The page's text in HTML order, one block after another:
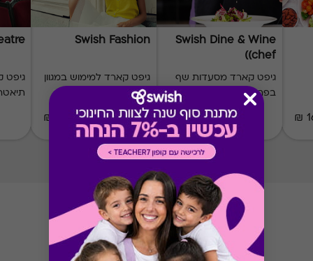
* מבוהר כי רשימת הספקים המכבדות את הגיפט
Swish Dine & Wine
(chef)
גיפט קארד מסעדות שף
בפריסה ארצית
₪60-₪1000
Swish Fashion
גיפט קארד למימוש במגוון
מותגי אופנה
₪20-₪500